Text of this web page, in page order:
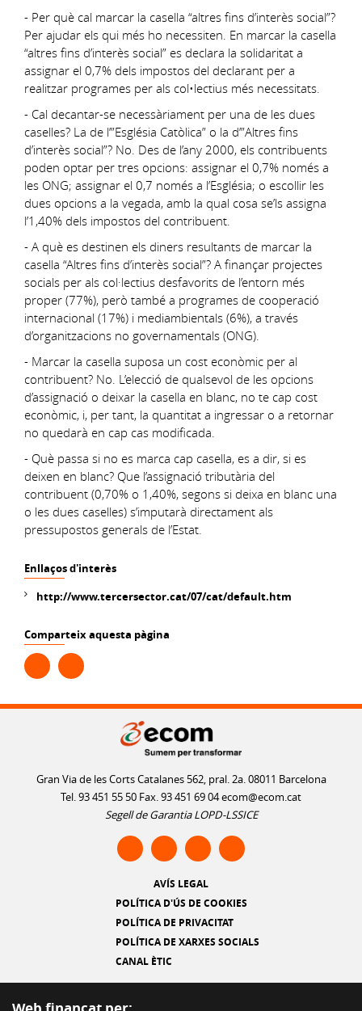
- Per què cal marcar la casella “altres fins d’interès social”?
Per ajudar els qui més ho necessiten. En marcar la casella
“altres fins d’interès social” es declara la solidaritat a
assignar el 0,7% dels impostos del declarant per a
realitzar programes per als col•lectius més necessitats.
- Cal decantar-se necessàriament per una de les dues
caselles? La de l’”Església Catòlica” o la d’”Altres fins
d’interès social”? No. Des de l’any 2000, els contribuents
poden optar per tres opcions: assignar el 0,7% només a
les ONG; assignar el 0,7 només a l’Església; o escollir les
dues opcions a la vegada, amb la qual cosa se’ls assigna
l’1,40% dels impostos del contribuent.
- A què es destinen els diners resultants de marcar la
casella “Altres fins d’interès social”? A finançar projectes
socials per als col·lectius desfavorits de l’entorn més
proper (77%), però també a programes de cooperació
internacional (17%) i mediambientals (6%), a través
d’organitzacions no governamentals (ONG).
- Marcar la casella suposa un cost econòmic per al
contribuent? No. L’elecció de qualsevol de les opcions
d’assignació o deixar la casella en blanc, no te cap cost
econòmic, i, per tant, la quantitat a ingressar o a retornar
no quedarà en cap cas modificada.
- Què passa si no es marca cap casella, es a dir, si es
deixen en blanc? Que l’assignació tributària del
contribuent (0,70% o 1,40%, segons si deixa en blanc una
o les dues caselles) s’imputarà directament als
pressupostos generals de l’Estat.
Enllaços d'interès
http://www.tercersector.cat/07/cat/default.htm
Comparteix aquesta pàgina
Gran Via de les Corts Catalanes 562, pral. 2a. 08011 Barcelona
Tel. 93 451 55 50 Fax. 93 451 69 04ecom@ecom.cat
Segell de Garantia LOPD-LSSICE
AVÍS LEGAL
POLÍTICA D'ÚS DE COOKIES
POLÍTICA DE PRIVACITAT
POLÍTICA DE XARXES SOCIALS
CANAL ÈTIC